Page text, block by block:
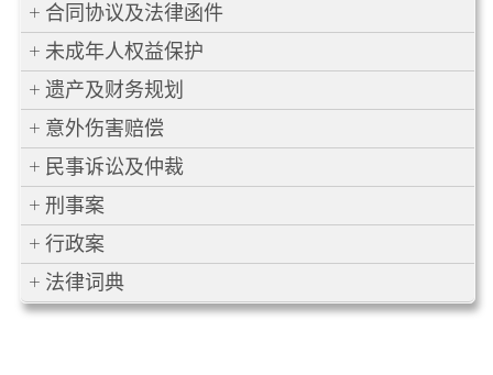
合同协议及法律函件
未成年人权益保护
遗产及财务规划
意外伤害赔偿
民事诉讼及仲裁
刑事案
行政案
法律词典